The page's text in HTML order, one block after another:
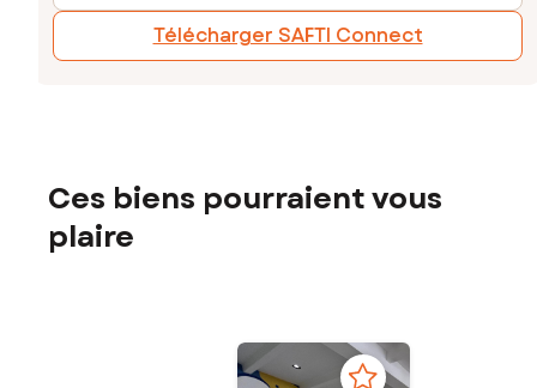
Télécharger SAFTI Connect
Ces biens pourraient vous
plaire